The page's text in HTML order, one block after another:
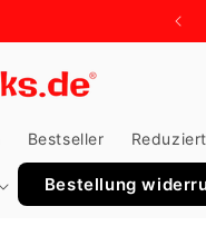
Bestseller Reduziert
Bestellung